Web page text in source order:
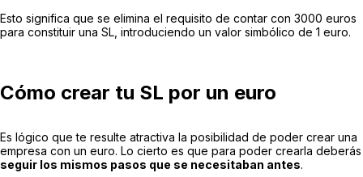
Esto significa que se elimina el requisito de contar con 3000 euros
para constituir una SL, introduciendo un valor simbólico de 1 euro.
Cómo crear tu SL por un euro
Es lógico que te resulte atractiva la posibilidad de poder crear una
empresa con un euro. Lo cierto es que para poder crearla deberás
seguir los mismos pasos que se necesitaban antes.